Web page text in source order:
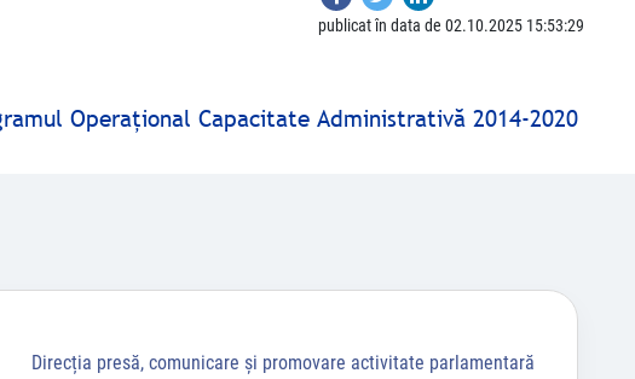
publicat în data de 02.10.2025 15:53:29
Operaţional Capacitate Administrativă 2014-2020
Direcția presă, comunicare și promovare activitate parlamentară